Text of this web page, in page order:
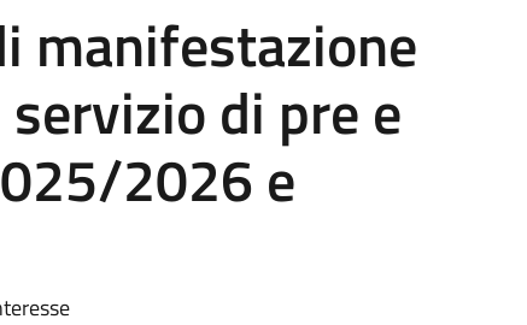
manifestazione
di pre e
2026 e